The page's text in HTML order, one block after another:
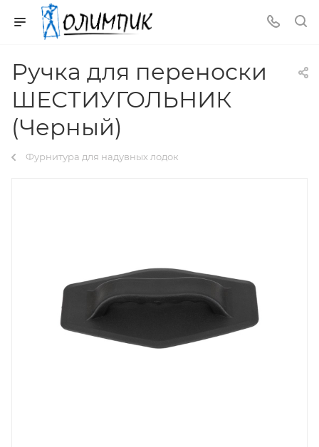
Ручка для переноски
ШЕСТИУГОЛЬНИК
(Черный)
Фурнитура для надувных лодок